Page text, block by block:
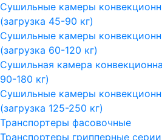
Сушильные камеры
(загрузка 45-90 кг)
Сушильные камеры
(загрузка 60-120 кг)
Сушильная камера
90-180 кг)
Сушильные камеры
(загрузка 125-250 кг)
Транспортеры фасовочные
Транспортеры грипперные